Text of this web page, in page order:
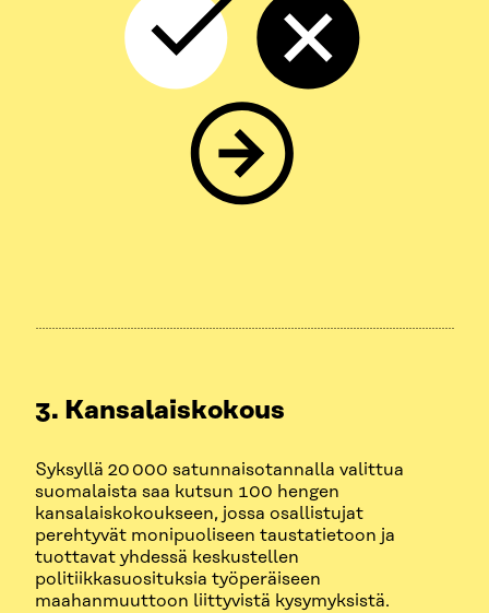
3. Kansalaiskokous
Syksyllä 20 000 satunnaisotannalla valittua
suomalaista saa kutsun 100 hengen
kansalaiskokoukseen, jossa osallistujat
perehtyvät monipuoliseen taustatietoon ja
tuottavat yhdessä keskustellen
politiikkasuosituksia työperäiseen
maahanmuuttoon liittyvistä kysymyksistä.